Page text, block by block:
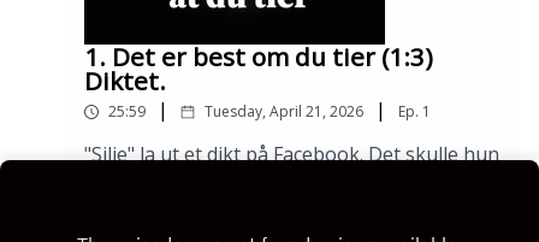
1. Det er best om du tier (1:3)
Diktet.
25:59 | Tuesday, April 21, 2026 | Ep. 1
"Silje" la ut et dikt på Facebook. Det skulle hun